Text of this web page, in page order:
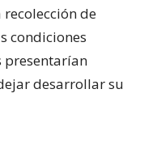
de
condiciones
presentarían
desarrollar su